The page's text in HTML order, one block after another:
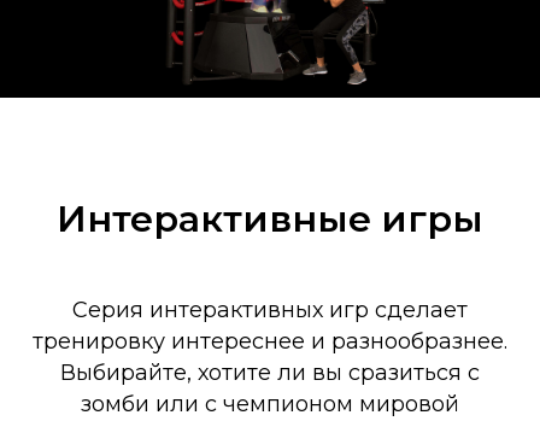
Интерактивные игры
Серия интерактивных игр сделает
тренировку интереснее и разнообразнее.
Выбирайте, хотите ли вы сразиться с
зомби или с чемпионом мировой